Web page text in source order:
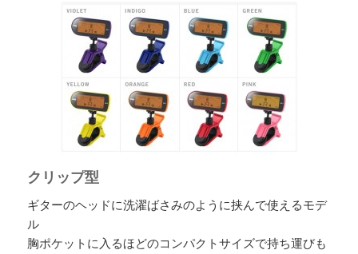
クリップ型
ギターのヘッドに洗濯ばさみのように挟んで使えるモデ
ル
胸ポケットに入るほどのコンパクトサイズで持ち運びも